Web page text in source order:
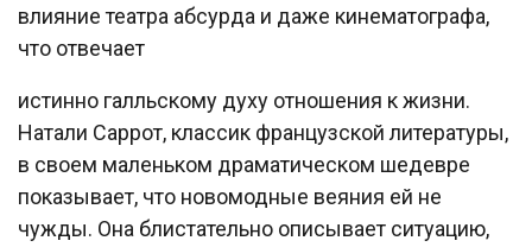
влияние театра абсурда и даже кинематографа,
что отвечает
истинно галльскому духу отношения к жизни.
Натали Саррот, классик французской литературы,
в своем маленьком драматическом шедевре
показывает, что новомодные веяния ей не
чужды. Она блистательно описывает ситуацию,